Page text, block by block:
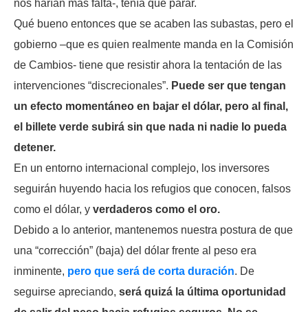
nos harían más falta-, tenía que parar.
Qué bueno entonces que se acaben las subastas, pero el
gobierno –que es quien realmente manda en la Comisión
de Cambios- tiene que resistir ahora la tentación de las
intervenciones “discrecionales”. Puede ser que tengan
un efecto momentáneo en bajar el dólar, pero al final,
el billete verde subirá sin que nada ni nadie lo pueda
detener.
En un entorno internacional complejo, los inversores
seguirán huyendo hacia los refugios que conocen, falsos
como el dólar, y verdaderos como el oro.
Debido a lo anterior, mantenemos nuestra postura de que
una “corrección” (baja) del dólar frente al peso era
inminente, pero que será de corta duración. De
seguirse apreciando, será quizá la última oportunidad